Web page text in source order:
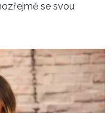
se svou